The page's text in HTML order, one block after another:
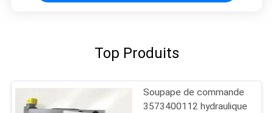
Top Produits
Soupape de commande
3573400112 hydraulique